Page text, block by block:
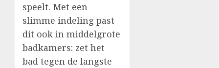
speelt. Met een
slimme indeling past
dit ook in middelgrote
badkamers: zet het
bad tegen de langste